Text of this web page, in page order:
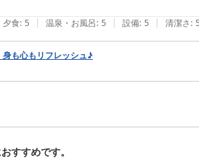
夕食: 5 | 温泉・お風呂: 5 | 設備: 5 | 清潔さ: 5
身も心もリフレッシュ♪
すすめです。